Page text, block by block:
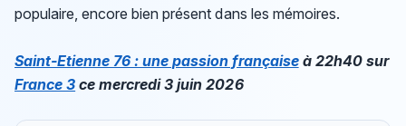
populaire, encore bien présent dans les mémoires.
Saint-Etienne 76 : une passion françaiseà 22h40 sur
France 3 ce mercredi 3 juin 2026